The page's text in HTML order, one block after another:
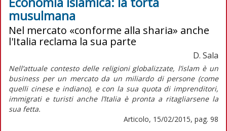
musulmana
Nel mercato «conforme alla sharia» anche
l'Italia reclama la sua parte
D. Sala
Nell’attuale contesto delle religioni globalizzate, l’islam è un
business per un mercato da un miliardo di persone (come
quelli cinese e indiano), e con la sua quota di imprenditori,
immigrati e turisti anche l’Italia è pronta a ritagliarsene la
sua fetta.
Articolo, 15/02/2015, pag. 98